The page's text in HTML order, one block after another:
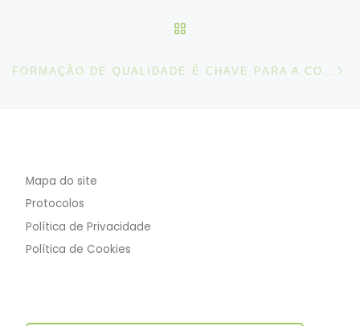
Mapa do site
Protocolos
Política de Privacidade
Política de Cookies